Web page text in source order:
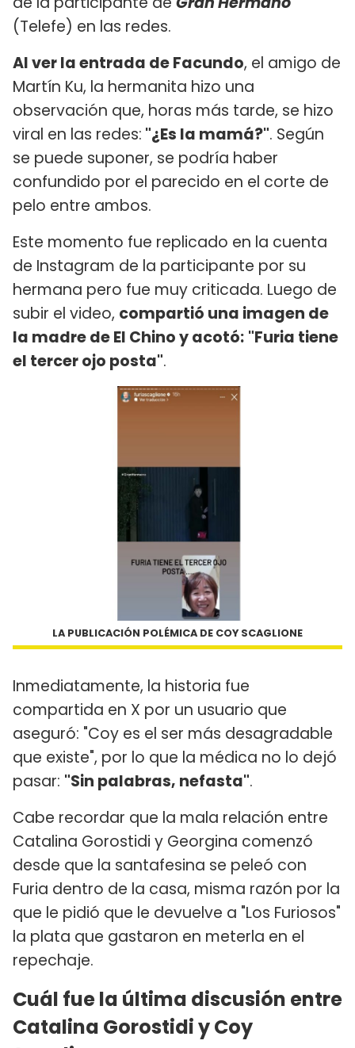
(Telefe) en las redes.
Al ver la entrada de Facundo, el amigo de
Martín Ku, la hermanita hizo una
observación que, horas más tarde, se hizo
viral en las redes: "¿Es la mamá?". Según
se puede suponer, se podría haber
confundido por el parecido en el corte de
pelo entre ambos.
Este momento fue replicado en la cuenta
de Instagram de la participante por su
hermana pero fue muy criticada. Luego de
subir el video, compartió una imagen de
la madre de El Chino y acotó: "Furia tiene
el tercer ojo posta".
LA PUBLICACIÓN POLÉMICA DE COY SCAGLIONE
Inmediatamente, la historia fue
compartida en X por un usuario que
aseguró: "Coy es el ser más desagradable
que existe", por lo que la médica no lo dejó
pasar: "Sin palabras, nefasta".
Cabe recordar que la mala relación entre
Catalina Gorostidi y Georgina comenzó
desde que la santafesina se peleó con
Furia dentro de la casa, misma razón por la
que le pidió que le devuelve a "Los Furiosos"
la plata que gastaron en meterla en el
repechaje.
Cuál fue la última discusión entre
Catalina Gorostidi y Coy